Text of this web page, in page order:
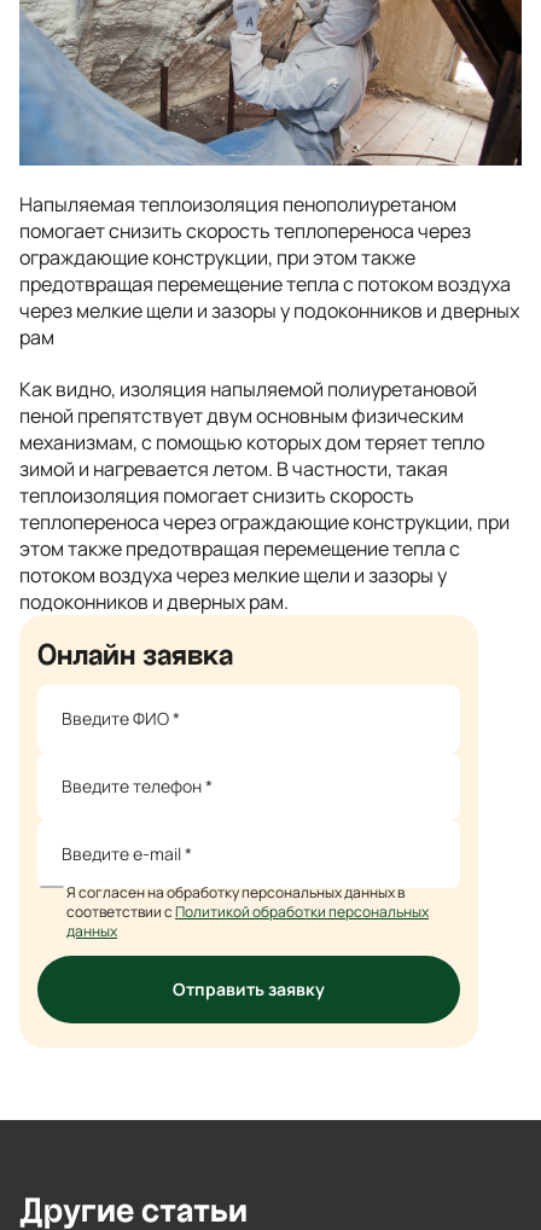
Напыляемая теплоизоляция пенополиуретаном
помогает снизить скорость теплопереноса через
ограждающие конструкции, при этом также
предотвращая перемещение тепла с потоком воздуха
через мелкие щели и зазоры у подоконников и дверных
рам
Как видно, изоляция напыляемой полиуретановой
пеной препятствует двум основным физическим
механизмам, с помощью которых дом теряет тепло
зимой и нагревается летом. В частности, такая
теплоизоляция помогает снизить скорость
теплопереноса через ограждающие конструкции, при
этом также предотвращая перемещение тепла с
потоком воздуха через мелкие щели и зазоры у
подоконников и дверных рам.
Онлайн заявка
Я согласен на обработку персональных данных в
соответствии сПолитикой обработки персональных
данных
Отправить заявку
Другие статьи